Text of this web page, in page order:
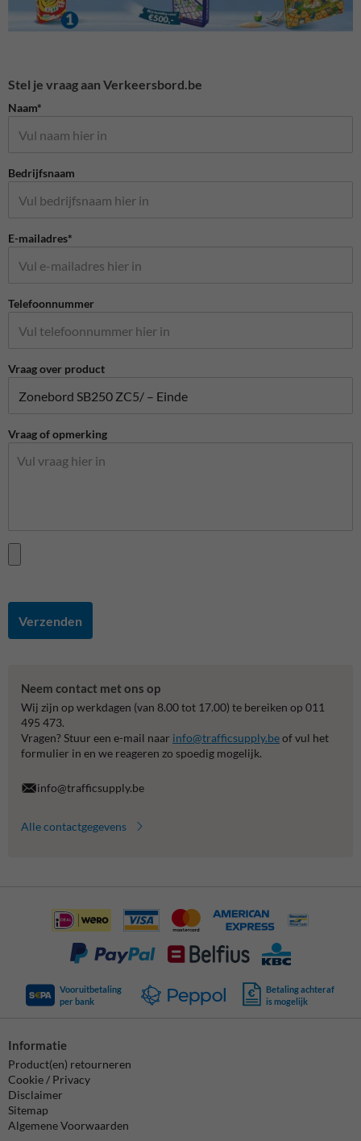
Stel je vraag aan Verkeersbord.be
Naam*
Bedrijfsnaam
E-mailadres*
Telefoonnummer
Vraag over product
Vraag of opmerking
Verzenden
Neem contact met ons op
Wij zijn op werkdagen (van 8.00 tot 17.00) te bereiken op 011
495 473.
Vragen? Stuur een e-mail naar info@trafficsupply.beof vul het
formulier in en we reageren zo spoedig mogelijk.
info@trafficsupply.be
Alle contactgegevens
Vooruitbetaling
per bank
Betaling achteraf
is mogelijk
Informatie
Product(en) retourneren
Cookie / Privacy
Disclaimer
Sitemap
Algemene Voorwaarden